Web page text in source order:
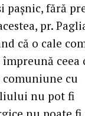
fără
pr.
că o cale
ceea
cu
nu pot fi